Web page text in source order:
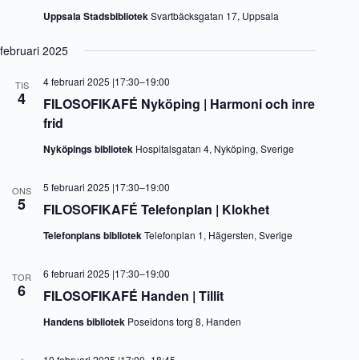
Uppsala StadsbibliotekSvartbäcksgatan 17, Uppsala
februari 2025
TIS
4
FILOSOFIKAFÉ Nyköping | Harmoni och inre
frid
4 februari 2025 |17:30–19:00
Nyköpings bibliotek Hospitalsgatan 4, Nyköping, Sverige
ONS
5 FILOSOFIKAFÉ Telefonplan | Klokhet
5 februari 2025 |17:30–19:00
Telefonplans bibliotekTelefonplan 1, Hägersten, Sverige
TOR
6 FILOSOFIKAFÉ Handen | Tillit
6 februari 2025 |17:30–19:00
Handens bibliotek Poseidons torg 8, Handen